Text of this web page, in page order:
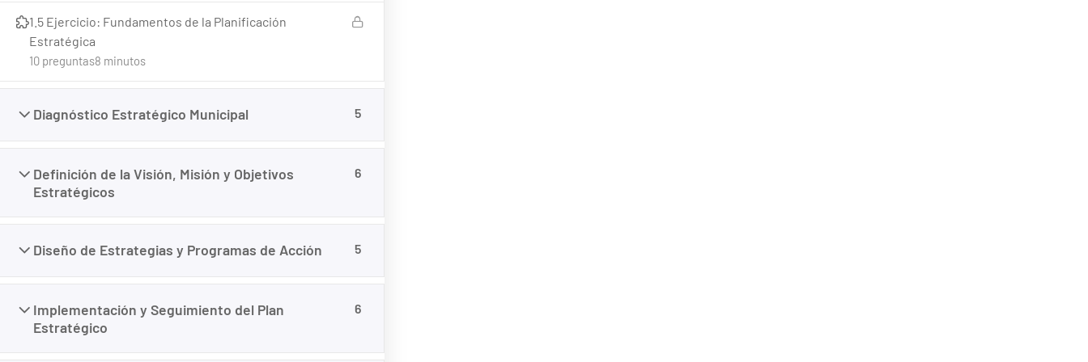
1.5 Ejercicio: Fundamentos de la Planificación
Estratégica
8 minutos
10 preguntas
Diagnóstico Estratégico Municipal 5
Definición de la Visión, Misión y Objetivos
Estratégicos
6
Diseño de Estrategias y Programas de Acción 5
Implementación y Seguimiento del Plan
Estratégico
6
Creado con <3 por Panamá Websites